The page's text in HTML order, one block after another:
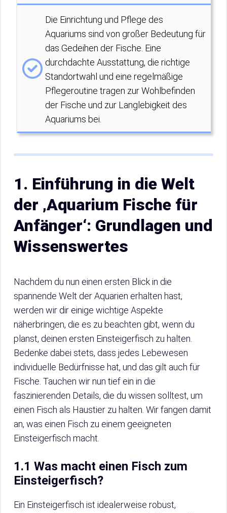
Die Einrichtung und Pflege des
Aquariums sind von großer Bedeutung für
das Gedeihen der Fische. Eine
durchdachte Ausstattung, die richtige
Standortwahl und eine regelmäßige
Pflegeroutine tragen zur Wohlbefinden
der Fische und zur Langlebigkeit des
Aquariums bei.
1. Einführung in die Welt
der ‚Aquarium Fische für
Anfänger‘: Grundlagen und
Wissenswertes
Nachdem du nun einen ersten Blick in die
spannende Welt der Aquarien erhalten hast,
werden wir dir einige wichtige Aspekte
näherbringen, die es zu beachten gibt, wenn du
planst, deinen ersten Einsteigerfisch zu halten.
Bedenke dabei stets, dass jedes Lebewesen
individuelle Bedürfnisse hat, und das gilt auch für
Fische. Tauchen wir nun tief ein in die
faszinierenden Details, die du wissen solltest, um
einen Fisch als Haustier zu halten. Wir fangen damit
an, was einen Fisch zu einem geeigneten
Einsteigerfisch macht.
1.1 Was macht einen Fisch zum
Einsteigerfisch?
Ein Einsteigerfisch ist idealerweise robust,